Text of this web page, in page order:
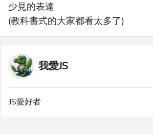
少見的表達
(教科書式的大家都看太多了)
我愛JS
JS愛好者